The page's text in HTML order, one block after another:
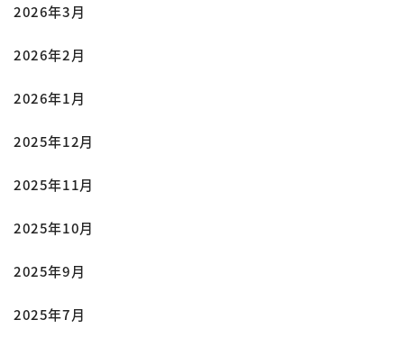
2026年3月
2026年2月
2026年1月
2025年12月
2025年11月
2025年10月
2025年9月
2025年7月